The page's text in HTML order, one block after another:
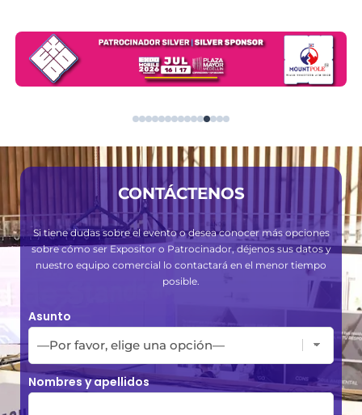
CONTÁCTENOS
Si tiene dudas sobre el evento o desea conocer más opciones
sobre cómo ser Expositor o Patrocinador, déjenos sus datos y
nuestro equipo comercial lo contactará en el menor tiempo
posible.
Asunto
Nombres y apellidos